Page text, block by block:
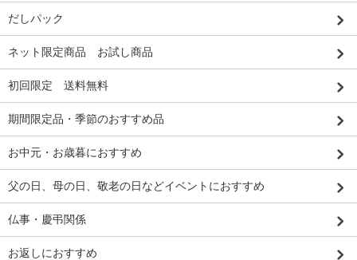
だしパック
ネット限定商品 お試し商品
初回限定 送料無料
期間限定品・季節のおすすめ品
お中元・お歳暮におすすめ
父の日、母の日、敬老の日などイベントにおすすめ
仏事・慶弔関係
お返しにおすすめ